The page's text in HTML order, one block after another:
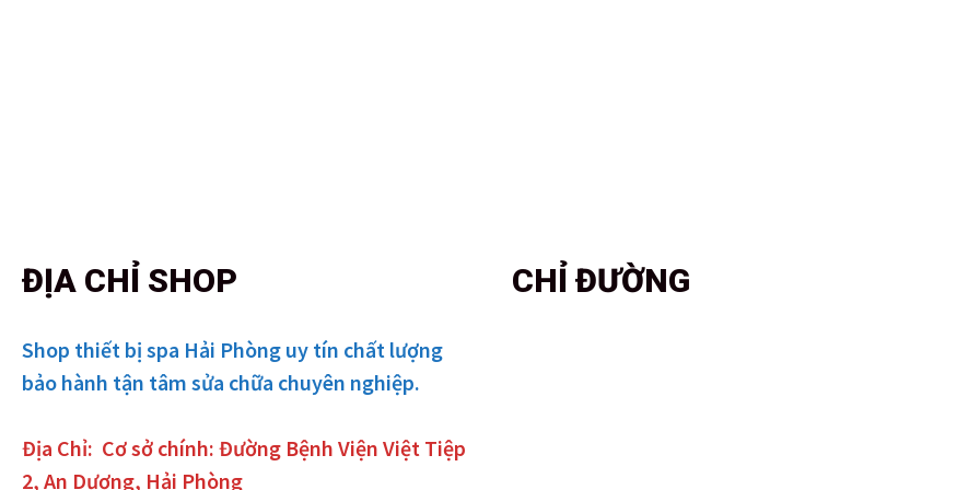
ĐỊA CHỈ SHOP
Shop thiết bị spa Hải Phòng uy tín chất lượng
bảo hành tận tâm sửa chữa chuyên nghiệp.
Địa Chỉ: Cơ sở chính: Đường Bệnh Viện Việt Tiệp
2, An Dương, Hải Phòng
CHỈ ĐƯỜNG